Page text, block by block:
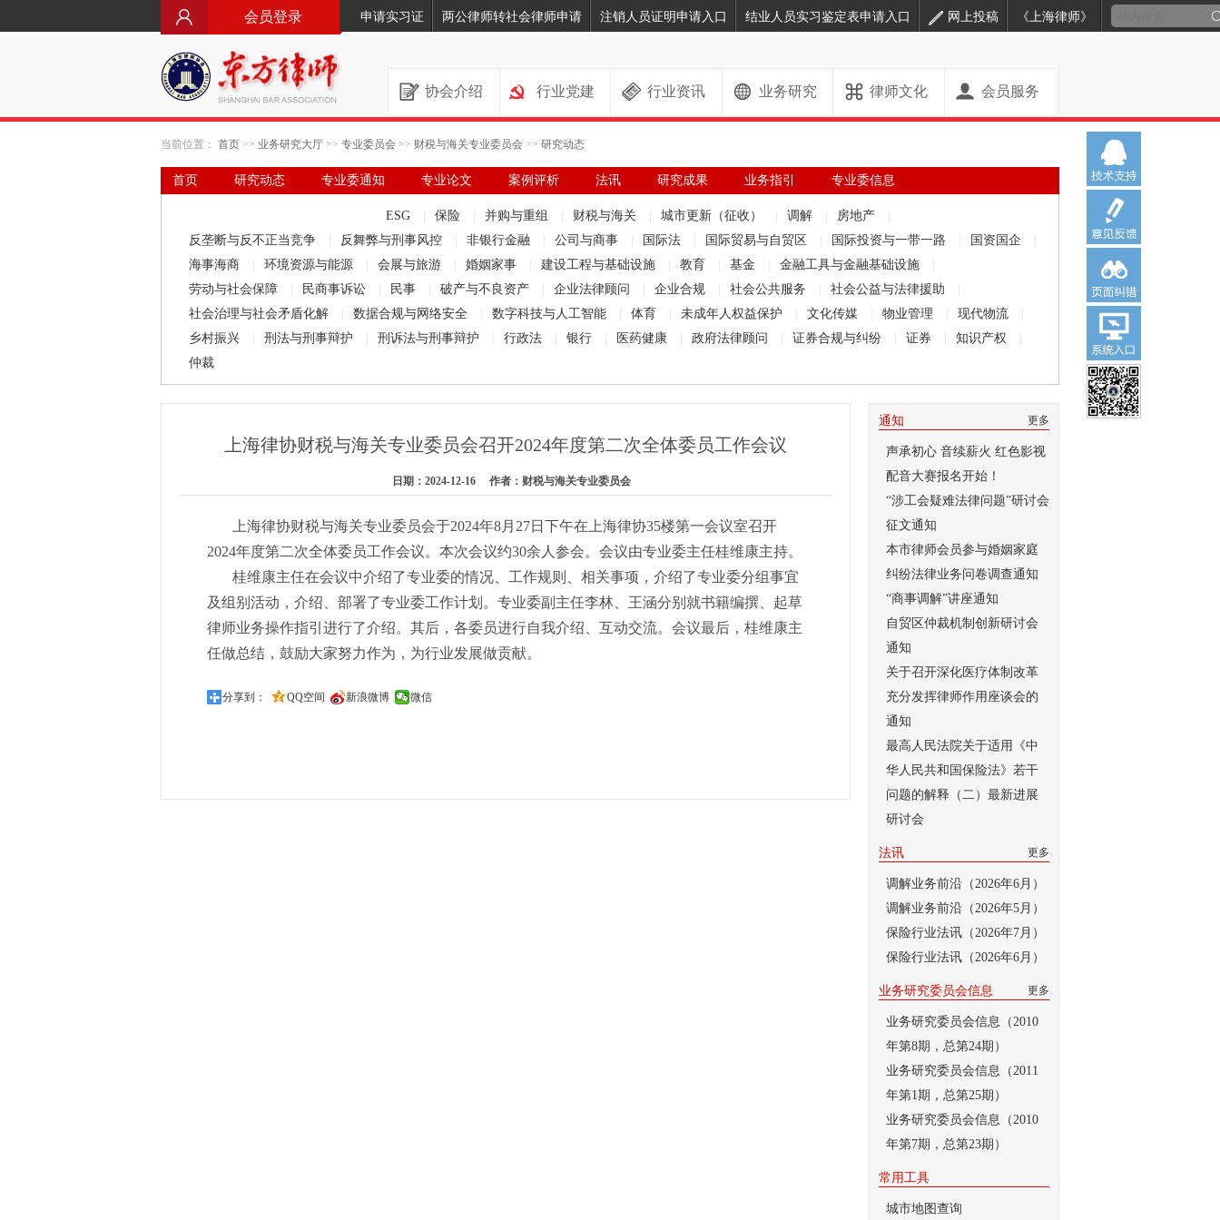
会员登录 申请实习证 两公律师转社会律师申请 注销人员证明申请入口 结业人员实习鉴定表申请入口 网上投稿 《上海律师》
协会介绍 行业党建 行业资讯 业务研究 律师文化 会员服务
当前位置： 首页 >> 业务研究大厅 >> 专业委员会 >> 财税与海关专业委员会 >> 研究动态
首页 研究动态 专业委通知 专业论文 案例评析 法讯 研究成果 业务指引
专业委信息
ESG 保险 并购与重组 财税与海关 城市更新（征收） 调解 房地产
反垄断与反不正当竞争
反舞弊与刑事风控 非银行金融 公司与商事 国际法 国际贸易与自贸区 国际投资与一带一路 国资国企
海事海商
环境资源与能源 会展与旅游 婚姻家事 建设工程与基础设施 教育 基金 金融工具与金融基础设施
劳动与社会保障
民商事诉讼 民事 破产与不良资产 企业法律顾问 企业合规 社会公共服务 社会公益与法律援助
社会治理与社会矛盾化解
数据合规与网络安全 数字科技与人工智能 体育 未成年人权益保护 文化传媒 物业管理 现代物流
乡村振兴
刑法与刑事辩护 刑诉法与刑事辩护 行政法 银行 医药健康 政府法律顾问 证券合规与纠纷 证券 知识产权
仲裁
上海律协财税与海关专业委员会召开2024年度第二次全体委员工作会议
日期：2024-12-16 作者：财税与海关专业委员会
上海律协财税与海关专业委员会于2024年8月27日下午在上海律协35楼第一会议室召开
2024年度第二次全体委员工作会议。本次会议约30余人参会。会议由专业委主任桂维康主持。
桂维康主任在会议中介绍了专业委的情况、工作规则、相关事项，介绍了专业委分组事宜
及组别活动，介绍、部署了专业委工作计划。专业委副主任李林、王涵分别就书籍编撰、起草
律师业务操作指引进行了介绍。其后，各委员进行自我介绍、互动交流。会议最后，桂维康主
任做总结，鼓励大家努力作为，为行业发展做贡献。
分享到： QQ空间 新浪微博 微信
更多
通知
声承初心 音续薪火 红色影视
配音大赛报名开始！
“涉工会疑难法律问题”研讨会
征文通知
本市律师会员参与婚姻家庭
纠纷法律业务问卷调查通知
“商事调解”讲座通知
自贸区仲裁机制创新研讨会
通知
关于召开深化医疗体制改革
充分发挥律师作用座谈会的
通知
最高人民法院关于适用《中
华人民共和国保险法》若干
问题的解释（二）最新进展
研讨会
更多
法讯
调解业务前沿（2026年6月）
调解业务前沿（2026年5月）
保险行业法讯（2026年7月）
保险行业法讯（2026年6月）
更多
业务研究委员会信息
业务研究委员会信息（2010
年第8期，总第24期）
业务研究委员会信息（2011
年第1期，总第25期）
业务研究委员会信息（2010
年第7期，总第23期）
常用工具
城市地图查询